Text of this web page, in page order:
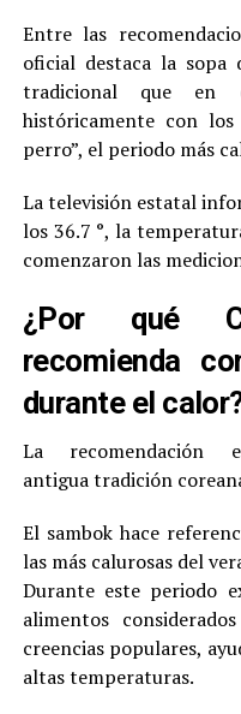
Entre las
oficial destaca la
tradicional que en
históricamente con
perro”, el periodo más
La televisión estatal
los 36.7 °, la
comenzaron las
¿Por qué
recomienda
durante el
La recomendación
antigua tradición
El sambok hace
las más calurosas del
Durante este periodo
alimentos
creencias populares,
altas temperaturas.